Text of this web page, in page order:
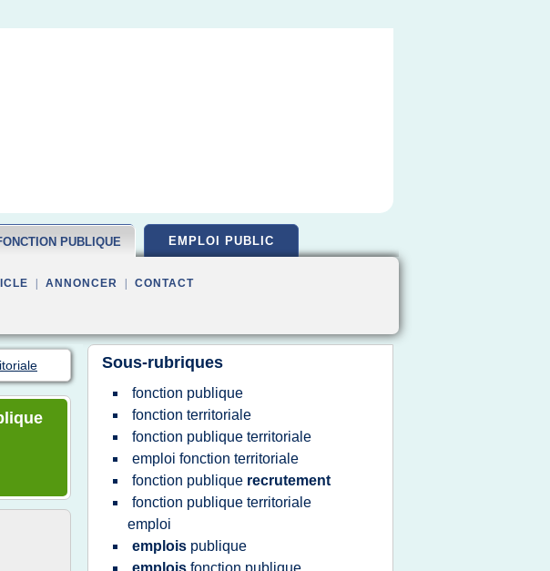
PUBLIQUE EMPLOI PUBLIC
ANNONCER CONTACT
Sous-rubriques
fonction publique
fonction territoriale
fonction publique territoriale
emploi fonction territoriale
fonction publique recrutement
fonction publique territoriale
emploi
emplois publique
emplois fonction publique